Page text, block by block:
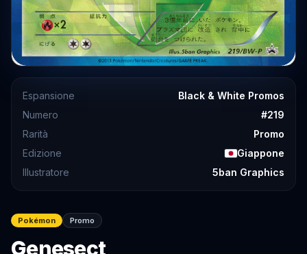
Espansione
Black & White Promos
Numero
#219
Rarità
Promo
Edizione
Giappone
Illustratore
5ban Graphics
Pokémon Promo
Genesect